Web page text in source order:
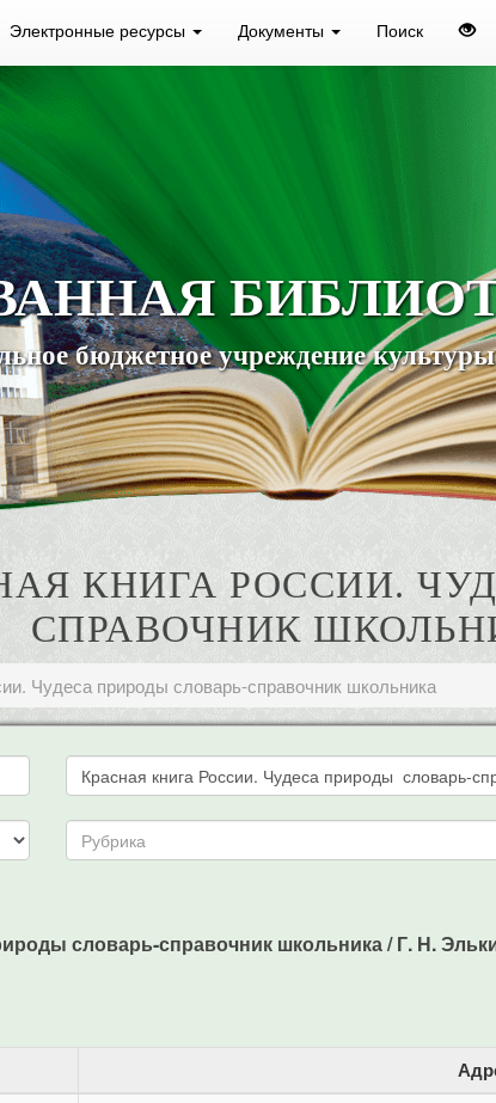
Электронные ресурсы Документы Поиск
бюджетное учреждение
КНИГА РОССИИ.
СПРАВОЧНИК
Чудеса природы словарь-справочник школьника
словарь-справочник школьника / Г. Н.